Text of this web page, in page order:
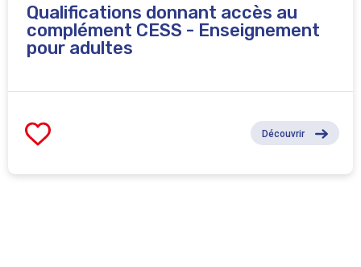
Qualifications donnant accès au
complément CESS - Enseignement
pour adultes
Découvrir